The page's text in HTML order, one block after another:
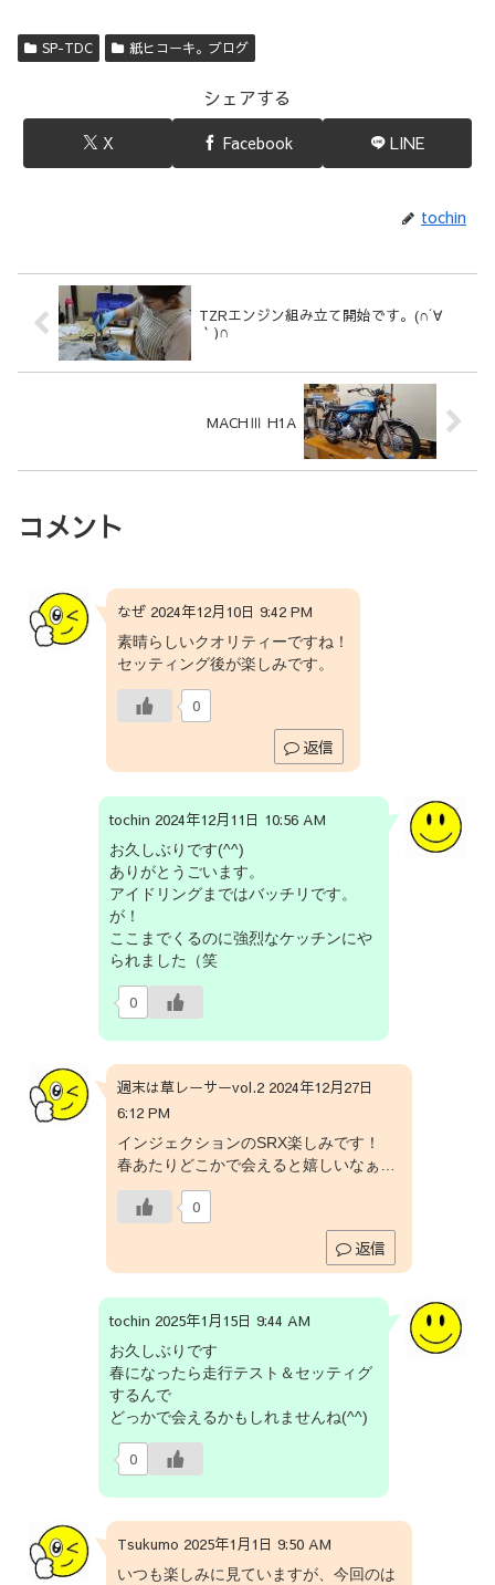
SP-TDC 紙ヒコーキ。ブログ
シェアする
X Facebook LINE
tochin
TZRエンジン組み立て開始です。(∩´∀
｀)∩
MACHⅢ H1A
コメント
なぜ 2024年12月10日 9:42 PM
素晴らしいクオリティーですね！
セッティング後が楽しみです。
0
返信
tochin 2024年12月11日 10:56 AM
お久しぶりです(^^)
ありがとうごいます。
アイドリングまではバッチリです。
が！
ここまでくるのに強烈なケッチンにや
られました（笑
0
週末は草レーサーvol.2 2024年12月27日
6:12 PM
インジェクションのSRX楽しみです！
春あたりどこかで会えると嬉しいなぁ…
0
返信
tochin 2025年1月15日 9:44 AM
お久しぶりです
春になったら走行テスト＆セッティグ
するんで
どっかで会えるかもしれませんね(^^)
0
Tsukumo 2025年1月1日 9:50 AM
いつも楽しみに見ていますが、今回のは